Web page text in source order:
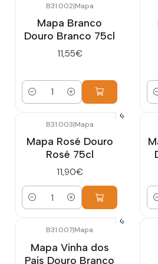
B31.002|Mapa
Mapa Branco
Douro Branco 75cl
11,55€
Cantidad
B31.003|Mapa
Mapa Rosé Douro
Rosé 75cl
11,90€
Cantidad
B31.007|Mapa
Mapa Vinha dos
Pais Douro Branco